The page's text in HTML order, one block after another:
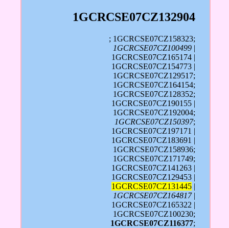
1GCRCSE07CZ132904
; 1GCRCSE07CZ158323;
1GCRCSE07CZ100499 |
1GCRCSE07CZ165174 |
1GCRCSE07CZ154773 |
1GCRCSE07CZ129517;
1GCRCSE07CZ164154;
1GCRCSE07CZ128352;
1GCRCSE07CZ190155 |
1GCRCSE07CZ192004;
1GCRCSE07CZ150397;
1GCRCSE07CZ197171 |
1GCRCSE07CZ183691 |
1GCRCSE07CZ158936;
1GCRCSE07CZ171749;
1GCRCSE07CZ141263 |
1GCRCSE07CZ129453 |
1GCRCSE07CZ131445 |
1GCRCSE07CZ164817|
1GCRCSE07CZ165322 |
1GCRCSE07CZ100230;
1GCRCSE07CZ116377;